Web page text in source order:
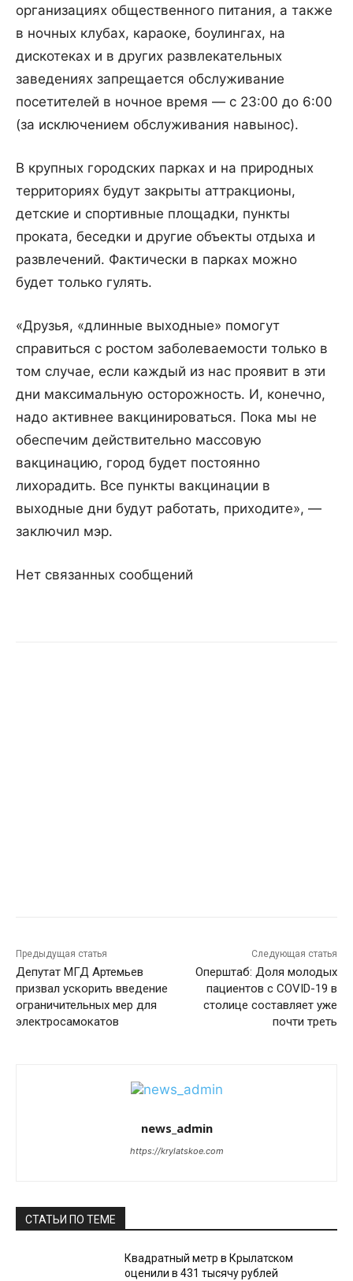
организациях общественного питания, а также
в ночных клубах, караоке, боулингах, на
дискотеках и в других развлекательных
заведениях запрещается обслуживание
посетителей в ночное время — с 23:00 до 6:00
(за исключением обслуживания навынос).
В крупных городских парках и на природных
территориях будут закрыты аттракционы,
детские и спортивные площадки, пункты
проката, беседки и другие объекты отдыха и
развлечений. Фактически в парках можно
будет только гулять.
«Друзья, «длинные выходные» помогут
справиться с ростом заболеваемости только в
том случае, если каждый из нас проявит в эти
дни максимальную осторожность. И, конечно,
надо активнее вакцинироваться. Пока мы не
обеспечим действительно массовую
вакцинацию, город будет постоянно
лихорадить. Все пункты вакцинации в
выходные дни будут работать, приходите», —
заключил мэр.
Нет связанных сообщений
Предыдущая статья
Депутат МГД Артемьев
призвал ускорить введение
ограничительных мер для
электросамокатов
Следующая статья
Оперштаб: Доля молодых
пациентов с COVID-19 в
столице составляет уже
почти треть
news_admin
https://krylatskoe.com
СТАТЬИ ПО ТЕМЕ
Квадратный метр в Крылатском
оценили в 431 тысячу рублей